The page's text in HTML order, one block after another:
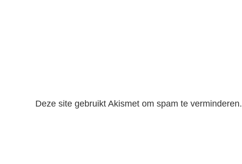
Deze site gebruikt Akismet om spam te verminderen.